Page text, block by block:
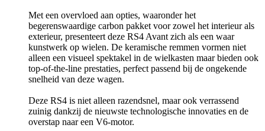
Met een overvloed aan opties, waaronder het
begerenswaardige carbon pakket voor zowel het interieur als
exterieur, presenteert deze RS4 Avant zich als een waar
kunstwerk op wielen. De keramische remmen vormen niet
alleen een visueel spektakel in de wielkasten maar bieden ook
top-of-the-line prestaties, perfect passend bij de ongekende
snelheid van deze wagen.
Deze RS4 is niet alleen razendsnel, maar ook verrassend
zuinig dankzij de nieuwste technologische innovaties en de
overstap naar een V6-motor.